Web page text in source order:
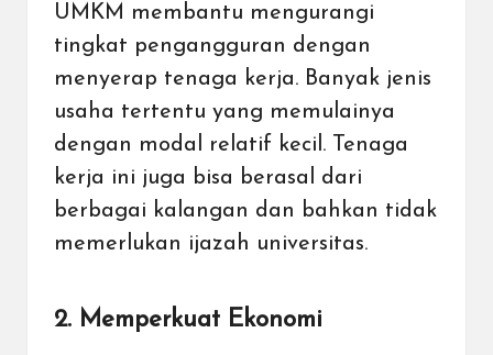
UMKM membantu mengurangi
tingkat pengangguran dengan
menyerap tenaga kerja. Banyak jenis
usaha tertentu yang memulainya
dengan modal relatif kecil. Tenaga
kerja ini juga bisa berasal dari
berbagai kalangan dan bahkan tidak
memerlukan ijazah universitas.
2. Memperkuat Ekonomi